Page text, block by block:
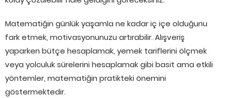
Matematiğin günlük yaşamla ne kadar iç içe olduğunu
fark etmek, motivasyonunuzu artırabilir. Alışveriş
yaparken bütçe hesaplamak, yemek tariflerini ölçmek
veya yolculuk sürelerini hesaplamak gibi basit ama etkili
yöntemler, matematiğin pratikteki önemini
göstermektedir.